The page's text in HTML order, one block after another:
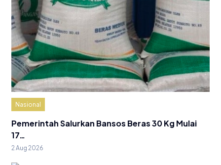
Nasional
Pemerintah Salurkan Bansos Beras 30 Kg Mulai
17…
2 Aug 2026